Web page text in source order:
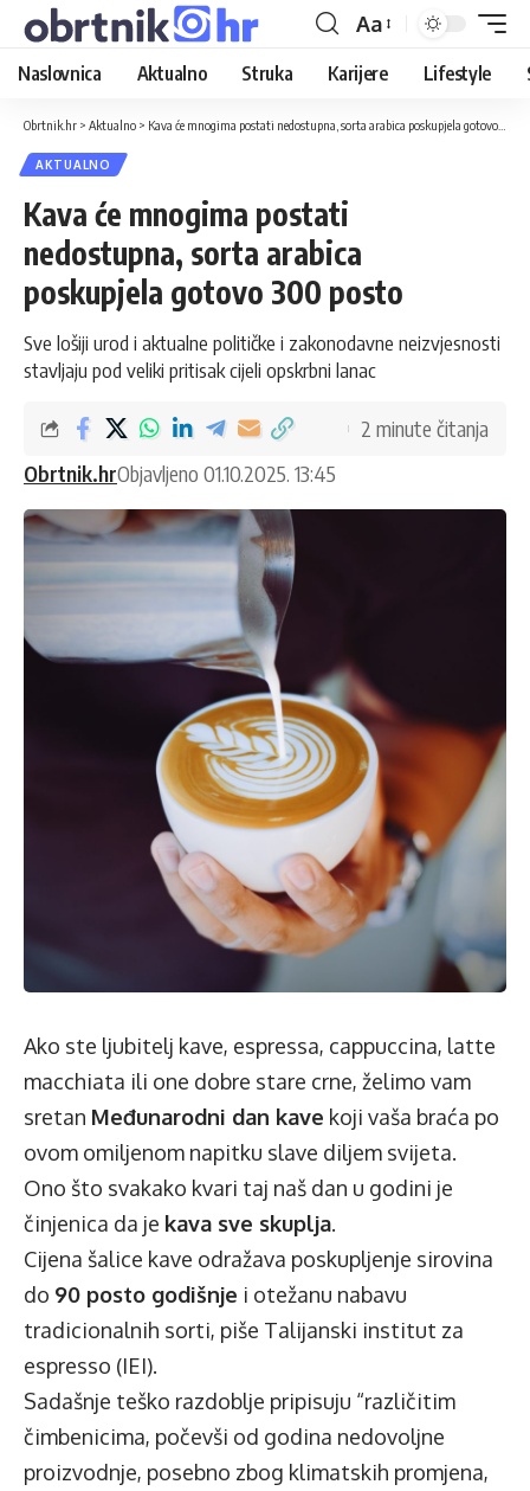
Aa
Naslovnica Aktualno Struka Karijere Lifestyle
Obrtnik.hr > Aktualno > Kava će mnogima postati nedostupna, sorta arabica poskupjela gotovo 300 posto
AKTUALNO
Kava će mnogima postati
nedostupna, sorta arabica
poskupjela gotovo 300 posto
Sve lošiji urod i aktualne političke i zakonodavne neizvjesnosti
stavljaju pod veliki pritisak cijeli opskrbni lanac
Obrtnik.hrObjavljeno 01.10.2025. 13:45
2 minute čitanja
Ako ste ljubitelj kave, espressa, cappuccina, latte
macchiata ili one dobre stare crne, želimo vam
sretan Međunarodni dan kave koji vaša braća po
ovom omiljenom napitku slave diljem svijeta.
Ono što svakako kvari taj naš dan u godini je
činjenica da je kava sve skuplja.
Cijena šalice kave odražava poskupljenje sirovina
do 90 posto godišnje i otežanu nabavu
tradicionalnih sorti, piše Talijanski institut za
espresso (IEI).
Sadašnje teško razdoblje pripisuju “različitim
čimbenicima, počevši od godina nedovoljne
proizvodnje, posebno zbog klimatskih promjena,